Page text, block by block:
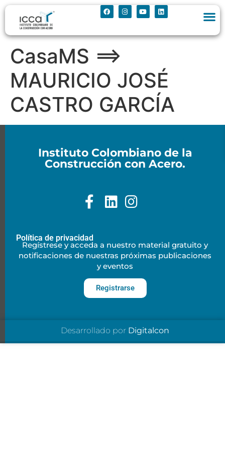
CasaMS ==>
MAURICIO JOSÉ
CASTRO GARCÍA
Instituto Colombiano de la
Construcción con Acero.
Política de privacidad
Regístrese y acceda a nuestro material gratuito y
notificaciones de nuestras próximas publicaciones
y eventos
Registrarse
Desarrollado por Digitalcon